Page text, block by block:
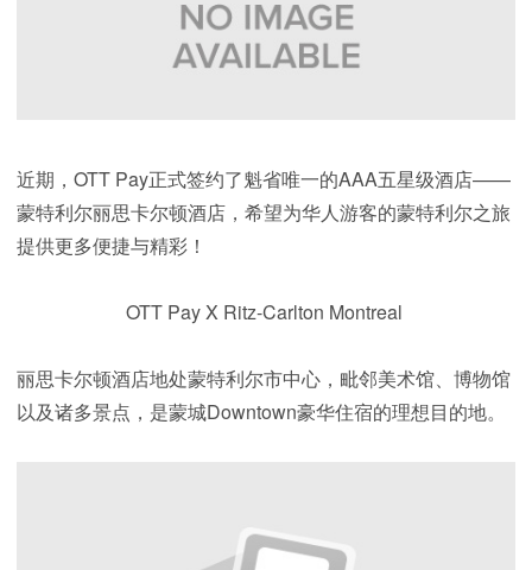
近期，OTT Pay正式签约了魁省唯一的AAA五星级酒店——
蒙特利尔丽思卡尔顿酒店，希望为华人游客的蒙特利尔之旅
提供更多便捷与精彩！
OTT Pay X Ritz-Carlton Montreal
丽思卡尔顿酒店地处蒙特利尔市中心，毗邻美术馆、博物馆
以及诸多景点，是蒙城Downtown豪华住宿的理想目的地。